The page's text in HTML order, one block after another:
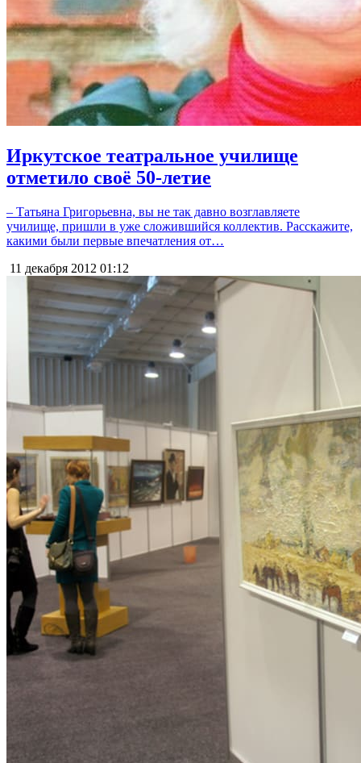
Иркутское театральное училище
отметило своё 50-летие
– Татьяна Григорьевна, вы не так давно возглавляете
училище, пришли в уже сложившийся коллектив. Расскажите,
какими были первые впечатления от…
11 декабря 2012 01:12